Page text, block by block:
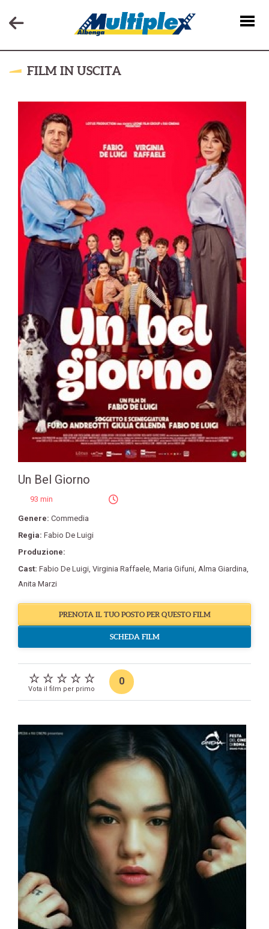
FILM IN USCITA
Un Bel Giorno
93 min
Genere: Commedia
Regia: Fabio De Luigi
Produzione:
Cast: Fabio De Luigi, Virginia Raffaele, Maria Gifuni, Alma Giardina,
Anita Marzi
PRENOTA IL TUO POSTO PER QUESTO FILM
SCHEDA FILM
Vota il film per primo
0